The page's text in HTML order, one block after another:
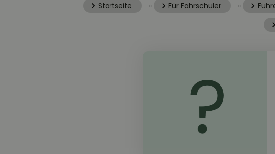
Startseite » Für Fahrschüler »